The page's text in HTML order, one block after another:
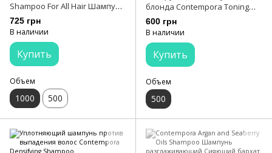
Shampoo For All Hair Шампунь
универсальный для всех
типов волос с маслом
725 грн
В наличии
Купить
Объем
1000 500
блонда Contempora Toning
Silver Shampoo
600 грн
В наличии
Купить
Объем
500